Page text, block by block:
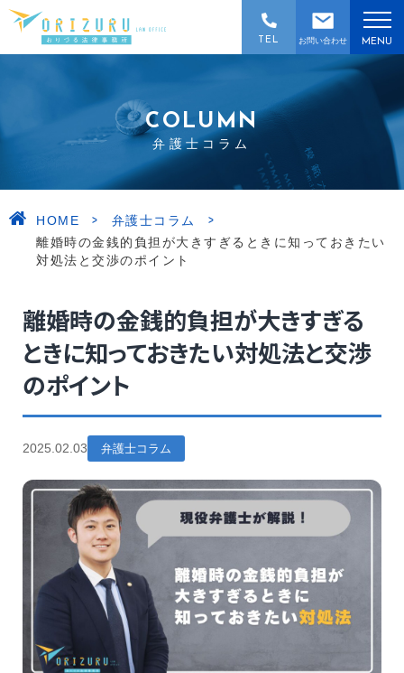
お問い合わせ
TEL MENU
COLUMN
弁護士コラム
HOME > 弁護士コラム >
離婚時の金銭的負担が大きすぎるときに知っておきたい
対処法と交渉のポイント
離婚時の金銭的負担が大きすぎる
ときに知っておきたい対処法と交渉
のポイント
2025.02.03 弁護士コラム